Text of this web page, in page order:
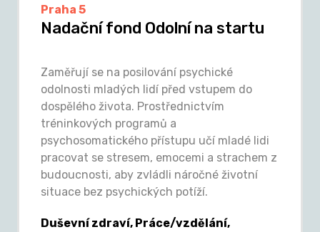
Praha 5
Nadační fond Odolní na startu
Zaměřují se na posilování psychické
odolnosti mladých lidí před vstupem do
dospělého života. Prostřednictvím
tréninkových programů a
psychosomatického přístupu učí mladé lidi
pracovat se stresem, emocemi a strachem z
budoucnosti, aby zvládli náročné životní
situace bez psychických potíží.
Duševní zdraví, Práce/vzdělání,